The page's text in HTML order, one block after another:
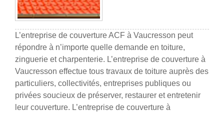
L’entreprise de couverture ACF à Vaucresson peut
répondre à n’importe quelle demande en toiture,
zinguerie et charpenterie. L’entreprise de couverture à
Vaucresson effectue tous travaux de toiture auprès des
particuliers, collectivités, entreprises publiques ou
privées soucieux de préserver, restaurer et entretenir
leur couverture. L’entreprise de couverture à